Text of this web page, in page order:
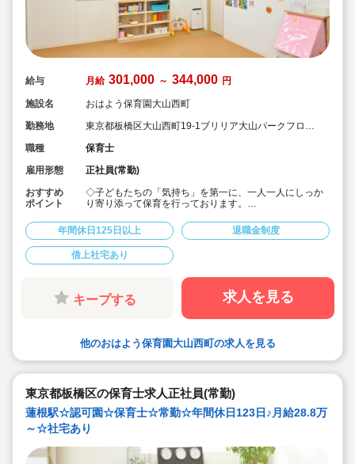
給与 月給 301,000 ～ 344,000 円
施設名
おはよう保育園大山西町
勤務地
東京都板橋区大山西町19-1ブリリア大山パークフロン
職種
保育士
雇用形態
正社員(常勤)
おすすめ
ポイント
◇子どもたちの「気持ち」を第一に、一人一人にしっか
り寄り添って保育を行っております。
◇借上社宅制度あり！
◇年間休日125日程度、誕生日休暇・夏季休暇等もああ
りプライベートも充実！
◇退職金制度等福利厚生充実♪長く働く為のサポート整っ
年間休日125日以上 退職金制度
借上社宅あり
キープする 求人を見る
他のおはよう保育園大山西町の求人を見る
東京都板橋区の保育士求人正社員(常勤)
蓮根駅☆認可園☆保育士☆常勤☆年間休日123日♪月給28.8万
～☆社宅あり